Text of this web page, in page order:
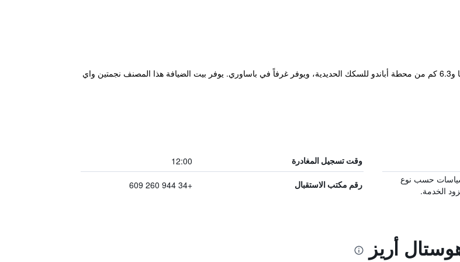
يقع مكان إقامة "Pensión Ariz" ضمن 5.7 كم من مسرح أرياغا و6.3 كم من محطة أباندو للسكك الحديدية، ويوفر غرفاً في باساوري. يوفر بيت الضيافة هذا المصنف نجمتين واي
وقت تسجيل المغادرة 12:00
حسب نوع
الخدمة.
رقم مكتب الاستقبال +34 944 260 609
أريز